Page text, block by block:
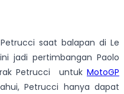
saat balapan di Le
jadi pertimbangan Paolo
Petrucci untuk MotoGP
Petrucci hanya dapat